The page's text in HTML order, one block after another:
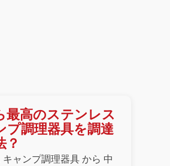
最高のステンレス
プ調理器具を調達
？
ャンプ調理器具 から 中